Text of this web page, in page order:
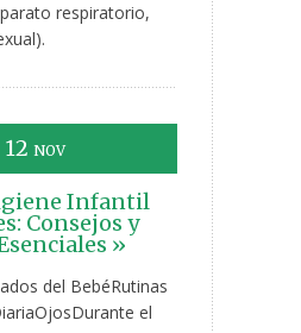
respiratorio,
12 NOV
Infantil
Consejos y
»
del BebéRutinas
el